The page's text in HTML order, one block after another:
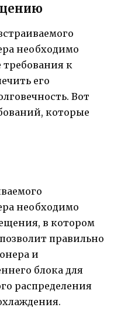
необходимо
к
его
Вот
которые
необходимо
в котором
правильно
и
блока для
распределения